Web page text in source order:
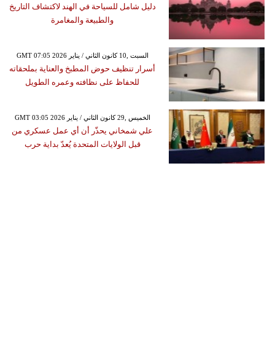
دليل شامل للسياحة في الهند لاكتشاف التاريخ
والطبيعة والمغامرة
GMT 07:05 2026 السبت ,10 كانون الثاني / يناير
أسرار تنظيف حوض المطبخ والعناية بملحقاته
للحفاظ على نظافته وعمره الطويل
GMT 03:05 2026 الخميس ,29 كانون الثاني / يناير
علي شمخاني يحذّر أن أي عمل عسكري من
قبل الولايات المتحدة يُعدّ بداية حرب